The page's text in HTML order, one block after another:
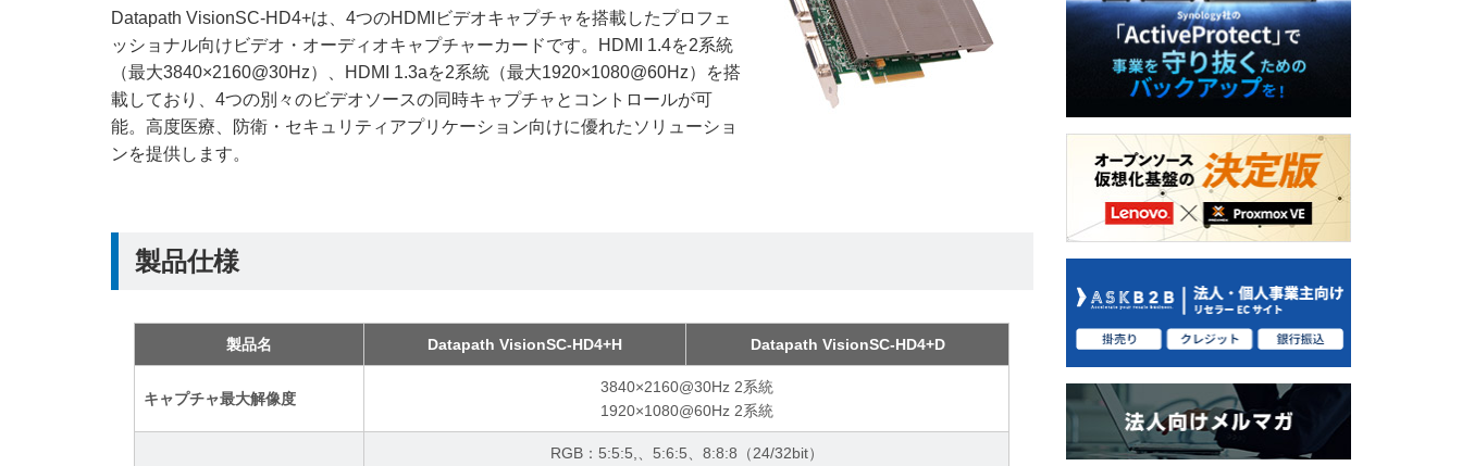
Datapath VisionSC-HD4+は、4つのHDMIビデオキャプチャを搭載したプロフェ
ッショナル向けビデオ・オーディオキャプチャーカードです。HDMI 1.4を2系統
（最大3840×2160@30Hz）、HDMI 1.3aを2系統（最大1920×1080@60Hz）を搭
載しており、4つの別々のビデオソースの同時キャプチャとコントロールが可
能。高度医療、防衛・セキュリティアプリケーション向けに優れたソリューショ
ンを提供します。
製品仕様
製品名 Datapath VisionSC-HD4+H Datapath VisionSC-HD4+D
キャプチャ最大解像度
3840×2160@30Hz 2系統
1920×1080@60Hz 2系統
RGB：5:5:5,、5:6:5、8:8:8（24/32bit）